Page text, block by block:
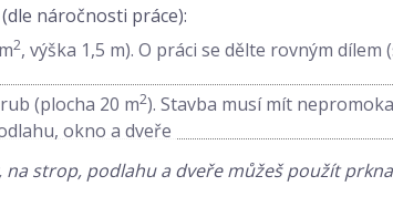
(dle náročnosti práce):
2, výška 1,5 m). O práci se dělte rovným
(plocha 20 m2). Stavba musí mít
okno a dveře
na strop, podlahu a dveře můžeš použít